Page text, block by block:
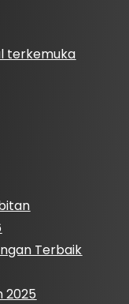
terkemuka
Terbaik
2025